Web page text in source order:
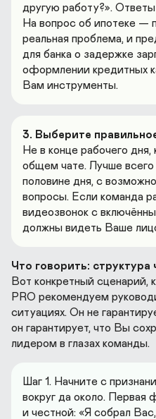
другую работу?».
На вопрос об ипотеке —
реальная проблема, и
для банка о задержке
оформлении кредитных
Вам инструменты.
3. Выберите
Не в конце рабочего дня,
общем чате. Лучше
половине дня, с
вопросы. Если команда
видеозвонок с
должны видеть Ваше
Что говорить: структура
Вот конкретный
PRO рекомендуем
ситуациях. Он не
он гарантирует, что Вы
лидером в глазах команды.
Шаг 1. Начните с
вокруг да около.
и честной: «Я собрал